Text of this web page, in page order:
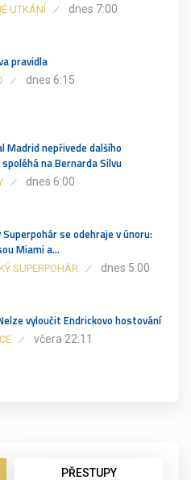
UTKÁNÍ dnes 7:00
pravidla
dnes 6:15
Madrid nepřivede dalšího
na Bernarda Silvu
dnes 6:00
Superpohár se odehraje v únoru:
Miami a…
SUPERPOHÁR dnes 5:00
vyloučit Endrickovo hostování
včera 22:11
PŘESTUPY